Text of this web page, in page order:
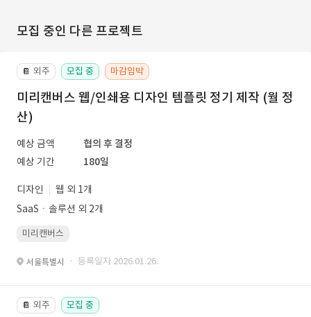
모집 중인 다른 프로젝트
📔 외주 모집 중 마감임박
미리캔버스 웹/인쇄용 디자인 템플릿 정기 제작 (월 정
산)
예상 금액
협의 후 결정
예상 기간
180일
디자인
웹 외 1개
SaaSㆍ솔루션 외 2개
미리캔버스
서울특별시 · 등록일자 2026.01.26.
📔 외주 모집 중